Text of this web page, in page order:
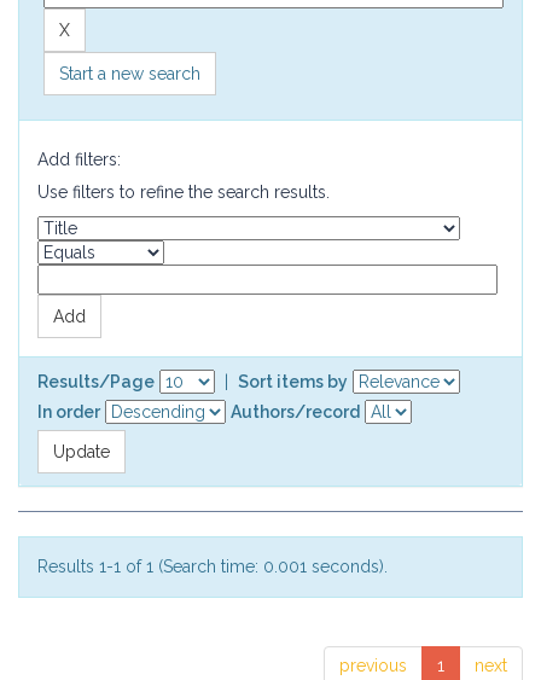
Start a new search
Add filters:
Use filters to refine the search results.
Results/Page
Sort items by
In order
Authors/record
Results 1-1 of 1 (Search time: 0.001 seconds).
previous 1 next